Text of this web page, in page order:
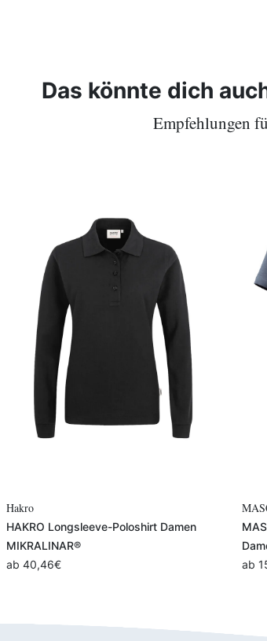
Das könnte dich
Empfehlungen
Hakro
HAKRO Longsleeve-Poloshirt Damen
MIKRALINAR®
ab 40,46€
ab